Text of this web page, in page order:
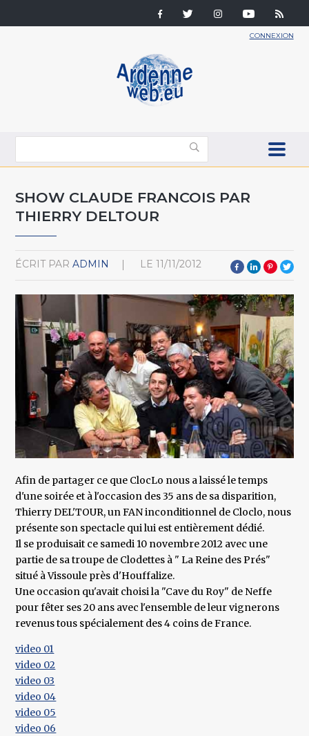
CONNEXION
SHOW CLAUDE FRANCOIS PAR
THIERRY DELTOUR
ÉCRIT PAR ADMIN LE 11/11/2012
Afin de partager ce que ClocLo nous a laissé le temps
d'une soirée et à l'occasion des 35 ans de sa disparition,
Thierry DEL'TOUR, un FAN inconditionnel de Cloclo, nous
présente son spectacle qui lui est entièrement dédié.
Il se produisait ce samedi 10 novembre 2012 avec une
partie de sa troupe de Clodettes à " La Reine des Prés"
situé à Vissoule près d'Houffalize.
Une occasion qu'avait choisi la "Cave du Roy" de Neffe
pour fêter ses 20 ans avec l'ensemble de leur vignerons
revenus tous spécialement des 4 coins de France.
video 01
video 02
video 03
video 04
video 05
​video 06